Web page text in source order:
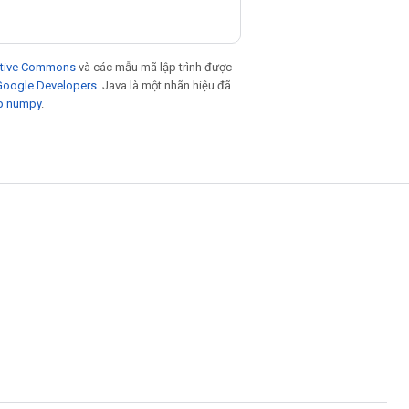
Commons và các mẫu mã lập trình được
Developers . Java là một nhãn hiệu đã
numpy.